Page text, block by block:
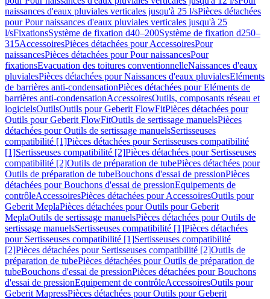
naissances d'eaux pluviales verticales jusqu'à 25 l/sPièces détachées
pour Pour naissances d'eaux pluviales verticales jusqu'à 25
l/sFixationsSystème de fixation d40–200Système de fixation d250–
315AccessoiresPièces détachées pour AccessoiresPour
naissancesPièces détachées pour Pour naissancesPour
fixationsEvacuation des toitures conventionnelleNaissances d'eaux
pluvialesPièces détachées pour Naissances d'eaux pluvialesEléments
de barrières anti-condensationPièces détachées pour Eléments de
barrières anti-condensationAccessoiresOutils, composants réseau et
logicielsOutilsOutils pour Geberit FlowFitPièces détachées pour
Outils pour Geberit FlowFitOutils de sertissage manuelsPièces
détachées pour Outils de sertissage manuelsSertisseuses
compatibilité [1]Pièces détachées pour Sertisseuses compatibilité
[1]Sertisseuses compatibilité [2]Pièces détachées pour Sertisseuses
compatibilité [2]Outils de préparation de tubePièces détachées pour
Outils de préparation de tubeBouchons d'essai de pressionPièces
détachées pour Bouchons d'essai de pressionEquipements de
contrôleAccessoiresPièces détachées pour AccessoiresOutils pour
Geberit MeplaPièces détachées pour Outils pour Geberit
MeplaOutils de sertissage manuelsPièces détachées pour Outils de
sertissage manuelsSertisseuses compatibilité [1]Pièces détachées
pour Sertisseuses compatibilité [1]Sertisseuses compatibilité
[2]Pièces détachées pour Sertisseuses compatibilité [2]Outils de
préparation de tubePièces détachées pour Outils de préparation de
tubeBouchons d'essai de pressionPièces détachées pour Bouchons
d'essai de pressionEquipement de contrôleAccessoiresOutils pour
Geberit MapressPièces détachées pour Outils pour Geberit